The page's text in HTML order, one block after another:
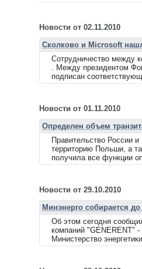
Новости от 02.11.2010
Сколково и Microsoft
Сотрудничество между
. Между президентом
подписан
Новости от 01.11.2010
Определен объем
Правительство России
территорию Польши, а
получила все функции
Новости от 29.10.2010
Минэнерго собирается
Об этом сегодня
компаний "GENERENT"
Министерство